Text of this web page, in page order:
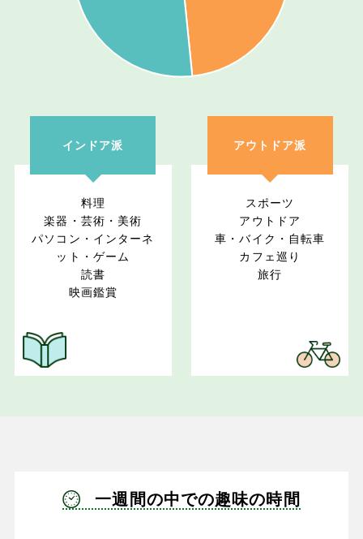
インドア派
料理
楽器・芸術・美術
パソコン・インターネ
ット・ゲーム
読書
映画鑑賞
アウトドア派
スポーツ
アウトドア
車・バイク・自転車
カフェ巡り
旅行
一週間の中での趣味の時間